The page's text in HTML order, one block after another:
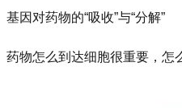
基因对药物的“吸收”与“分解”
药物怎么到达细胞很重要，怎